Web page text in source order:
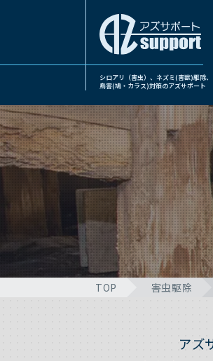
シロアリ（害虫）、ネズミ(害獣)駆除、
鳥害(鳩・カラス)対策のアズサポート
TOP 害虫駆除
アズ